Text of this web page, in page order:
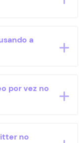
maior o
ficar pronto.
a
4K no
tenha
por vez no
no